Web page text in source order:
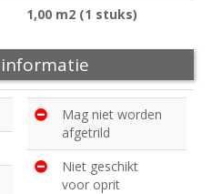
1,00 m2 (1 stuks)
Mag niet worden
afgetrild
Niet geschikt
voor oprit